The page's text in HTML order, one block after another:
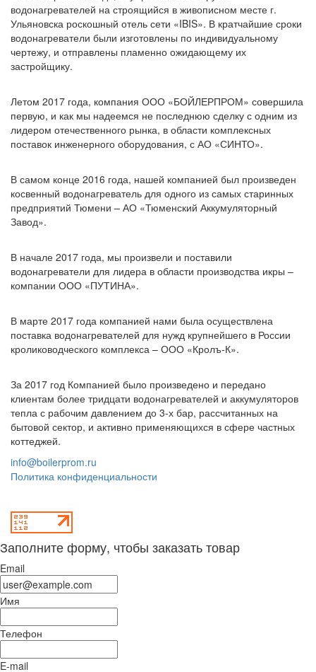
водонагревателей на строящийся в живописном месте г.
Ульяновска роскошный отель сети «IBIS». В кратчайшие сроки
водонагреватели были изготовлены по индивидуальному
чертежу, и отправлены пламенно ожидающему их
застройщику.
Летом 2017 года, компания ООО «БОЙЛЕРПРОМ» совершила
первую, и как мы надеемся не последнюю сделку с одним из
лидером отечественного рынка, в области комплексных
поставок инженерного оборудования, с АО «СИНТО».
В самом конце 2016 года, нашей компанией был произведен
косвенный водонагреватель для одного из самых старинных
предприятий Тюмени – АО «Тюменский Аккумуляторный
Завод».
В начале 2017 года, мы произвели и поставили
водонагреватели для лидера в области производства икры –
компании ООО «ПУТИНА».
В марте 2017 года компанией нами была осуществлена
поставка водонагревателей для нужд крупнейшего в России
кролиководческого комплекса – ООО «Кролъ-К».
За 2017 год Компанией было произведено и передано
клиентам более тридцати водонагревателей и аккумуляторов
тепла с рабочим давлением до 3-х бар, рассчитанных на
бытовой сектор, и активно применяющихся в сфере частных
коттеджей.
info@boilerprom.ru
Политика конфиденциальности
Заполните форму, чтобы заказать товар
Email
Имя
Телефон
E-mail